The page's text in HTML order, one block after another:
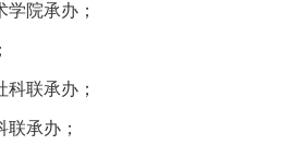
院承办；
联承办；
承办；